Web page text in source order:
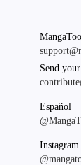
Send
Español
Instagram